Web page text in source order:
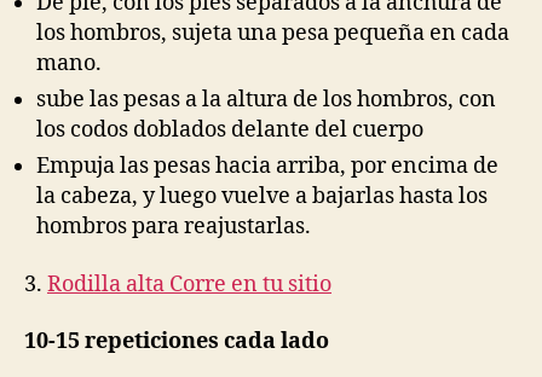
los hombros, sujeta una pesa pequeña en cada
mano.
sube las pesas a la altura de los hombros, con
los codos doblados delante del cuerpo
Empuja las pesas hacia arriba, por encima de
la cabeza, y luego vuelve a bajarlas hasta los
hombros para reajustarlas.
3. Rodilla alta Corre en tu sitio
10-15 repeticiones cada lado